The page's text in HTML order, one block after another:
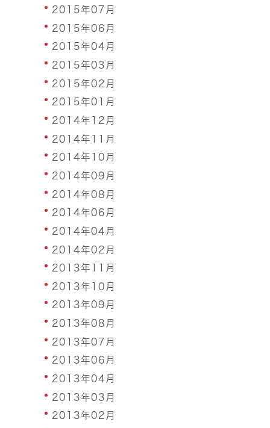
2015年07月
2015年06月
2015年04月
2015年03月
2015年02月
2015年01月
2014年12月
2014年11月
2014年10月
2014年09月
2014年08月
2014年06月
2014年04月
2014年02月
2013年11月
2013年10月
2013年09月
2013年08月
2013年07月
2013年06月
2013年04月
2013年03月
2013年02月